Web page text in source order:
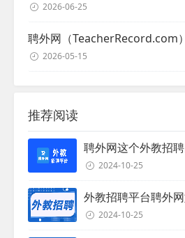
2026-06-25
聘外网（TeacherRecord.com
2026-05-15
推荐阅读
聘外网这个外教招
2024-10-25
外教招聘平台聘外
2024-10-25